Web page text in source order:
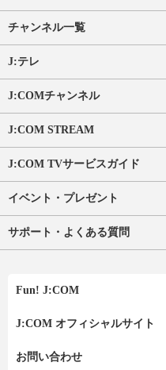
チャンネル一覧
J:テレ
J:COMチャンネル
J:COM STREAM
J:COM TVサービスガイド
イベント・プレゼント
サポート・よくある質問
Fun! J:COM
J:COM オフィシャルサイト
お問い合わせ